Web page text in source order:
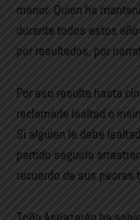
menor. Quien ha
durante todos estos
por resultados, por
Por eso resulta hasta
reclamarle lealtad o
Si alguien le debe
partido seguiría
recuerdo de sus peores